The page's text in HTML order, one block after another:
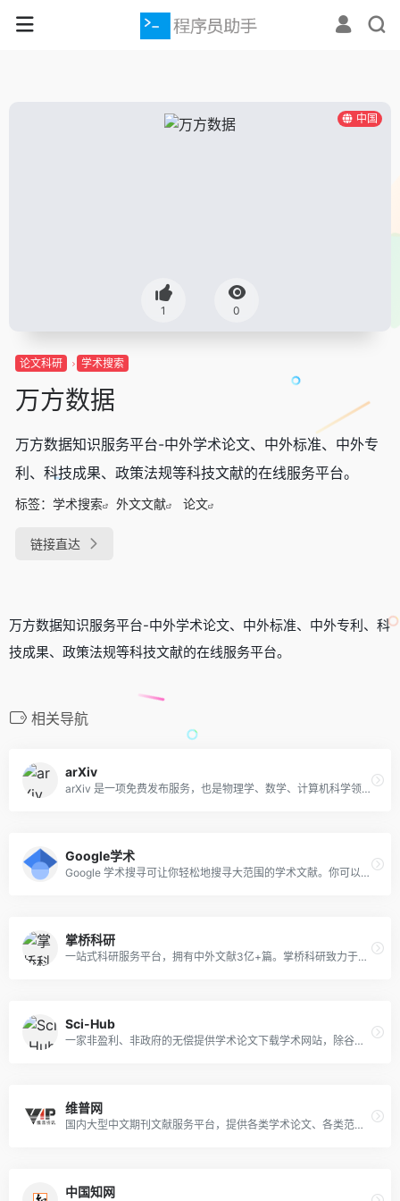
中国
1 0
论文科研 学术搜索
万方数据
万方数据知识服务平台-中外学术论文、中外标准、中外专
利、科技成果、政策法规等科技文献的在线服务平台。
标签： 学术搜索 外文文献 论文
链接直达
万方数据知识服务平台-中外学术论文、中外标准、中外专利、科
技成果、政策法规等科技文献的在线服务平台。
相关导航
arXiv
arXiv 是一项免费发布服务，也是物理学、数学、计算机科学领域近 240 万篇学术论文的开放存取档案库。
Google学术
Google 学术搜寻可让你轻松地搜寻大范围的学术文献。你可以广泛搜寻多种学门和来源的文献，例如文章、论文、书籍、摘要以及法院判决理由。
掌桥科研
一站式科研服务平台，拥有中外文献3亿+篇。掌桥科研致力于为广大科研工作者提供方便、快捷的一站式科技文献查询与下载，以及文档翻译、文档转换、收录引证和科技查新等科研服务。
Sci-Hub
一家非盈利、非政府的无偿提供学术论文下载学术网站，除谷歌学术、Sci-Hub、LibGen及PubMed等资源外，还整合了一系列其他可在互联网上公开获取的中英文学术资源，可以一站式搜索并免费下载国内外文献、专利、书籍等学术资料。
维普网
国内大型中文期刊文献服务平台，提供各类学术论文、各类范文、中小学课件、教学资料等文献下载。网站主营业务包括论文检测服务、优先出版服务、论文选题下载，在线分享下载等。
中国知网